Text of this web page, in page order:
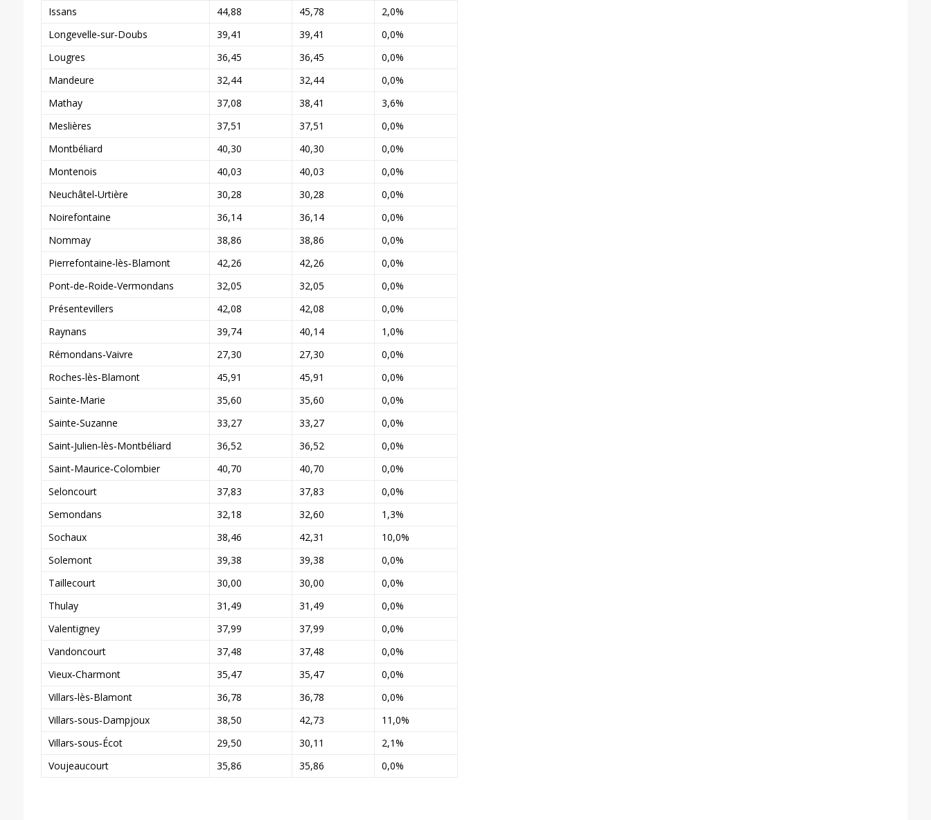
Issans
44,88 45,78
2,0%
Longevelle‑sur‑Doubs
39,41 39,41
0,0%
Lougres
36,45 36,45
0,0%
Mandeure
32,44 32,44
0,0%
Mathay
37,08 38,41
3,6%
Meslières
37,51 37,51
0,0%
Montbéliard
40,30 40,30
0,0%
Montenois
40,03 40,03
0,0%
Neuchâtel‑Urtière
30,28 30,28
0,0%
Noirefontaine
36,14 36,14
0,0%
Nommay
38,86 38,86
0,0%
Pierrefontaine‑lès‑Blamont
42,26 42,26
0,0%
Pont‑de‑Roide‑Vermondans
32,05 32,05
0,0%
Présentevillers
42,08 42,08
0,0%
Raynans
39,74 40,14
1,0%
Rémondans‑Vaivre
27,30 27,30
0,0%
Roches‑lès‑Blamont
45,91 45,91
0,0%
Sainte‑Marie
35,60 35,60
0,0%
Sainte‑Suzanne
33,27 33,27
0,0%
Saint‑Julien‑lès‑Montbéliard
36,52 36,52
0,0%
Saint‑Maurice‑Colombier
40,70 40,70
0,0%
Seloncourt
37,83 37,83
0,0%
Semondans
32,18 32,60
1,3%
Sochaux
38,46 42,31
10,0%
Solemont
39,38 39,38
0,0%
Taillecourt
30,00 30,00
0,0%
Thulay
31,49 31,49
0,0%
Valentigney
37,99 37,99
0,0%
Vandoncourt
37,48 37,48
0,0%
Vieux‑Charmont
35,47 35,47
0,0%
Villars‑lès‑Blamont
36,78 36,78
0,0%
Villars‑sous‑Dampjoux
38,50 42,73
11,0%
Villars‑sous‑Écot
29,50 30,11
2,1%
Voujeaucourt
35,86 35,86 0,0%